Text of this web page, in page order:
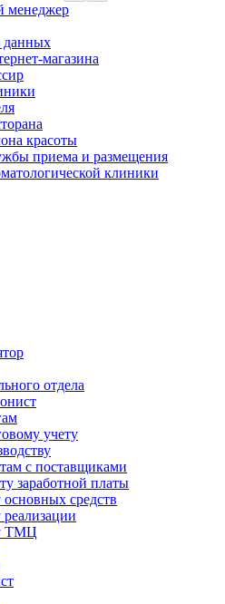
менеджер
данных
магазина
красоты
приема и размещения
клиники
отдела
учету
с поставщиками
заработной платы
основных средств
реализации
ТМЦ